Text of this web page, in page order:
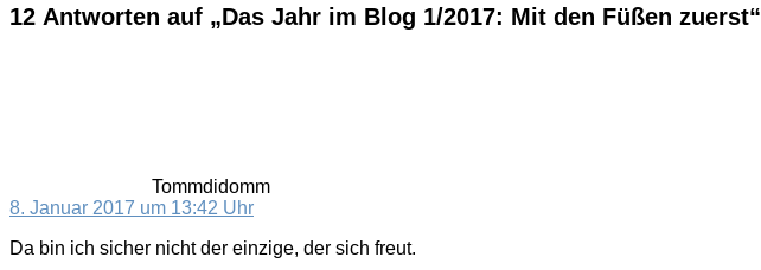
12 Antworten auf „Das Jahr im Blog 1/2017: Mit den Füßen zuerst“
Tommdidomm
8. Januar 2017 um 13:42 Uhr
Da bin ich sicher nicht der einzige, der sich freut.